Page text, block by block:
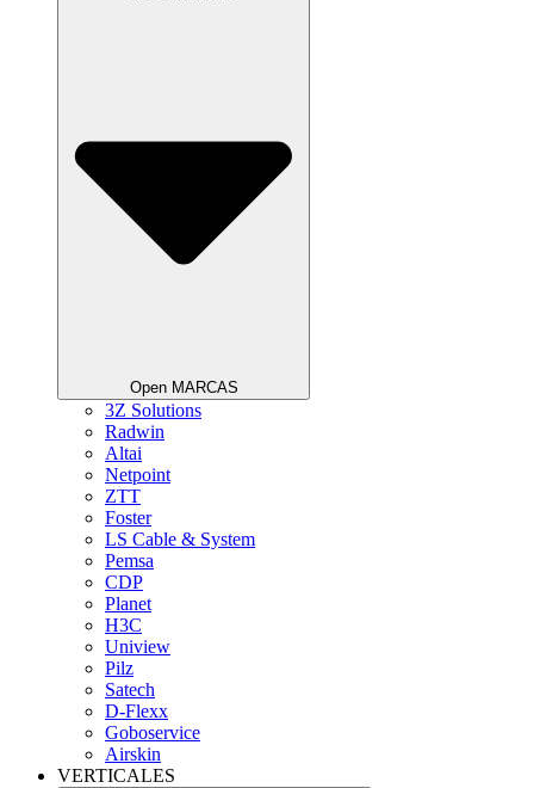
Open MARCAS
3Z Solutions
Radwin
Altai
Netpoint
ZTT
Foster
LS Cable & System
Pemsa
CDP
Planet
H3C
Uniview
Pilz
Satech
D-Flexx
Goboservice
Airskin
VERTICALES